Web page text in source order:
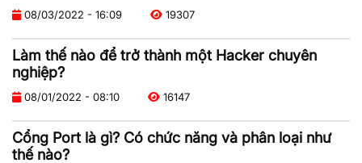
08/03/2022 - 16:09 19307
Làm thế nào để trở thành một Hacker chuyên
nghiệp?
08/01/2022 - 08:10 16147
Cổng Port là gì? Có chức năng và phân loại như
thế nào?